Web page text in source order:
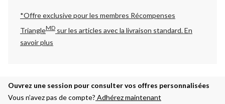
*Offre exclusive pour les membres Récompenses
TriangleMD sur les articles avec la livraison standard.En
savoir plus
Ouvrez une session pour consulter vos offres personnalisées
Vous n’avez pas de compte? Adhérez maintenant